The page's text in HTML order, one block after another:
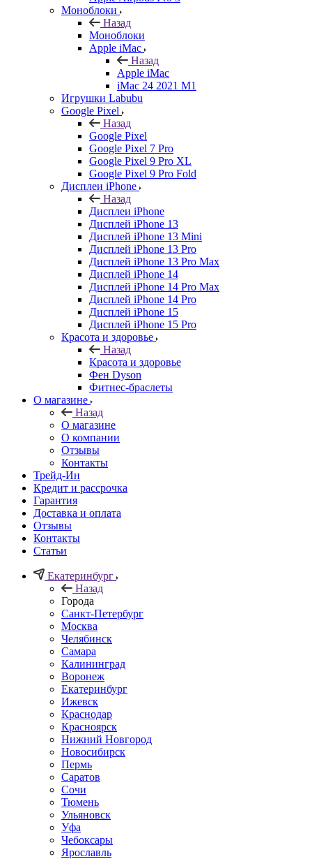
Моноблоки
Назад
Моноблоки
Apple iMac
Назад
Apple iMac
iMac 24 2021 M1
Игрушки Labubu
Google Pixel
Назад
Google Pixel
Google Pixel 7 Pro
Google Pixel 9 Pro XL
Google Pixel 9 Pro Fold
Дисплеи iPhone
Назад
Дисплеи iPhone
Дисплей iPhone 13
Дисплей iPhone 13 Mini
Дисплей iPhone 13 Pro
Дисплей iPhone 13 Pro Max
Дисплей iPhone 14
Дисплей iPhone 14 Pro Max
Дисплей iPhone 14 Pro
Дисплей iPhone 15
Дисплей iPhone 15 Pro
Красота и здоровье
Назад
Красота и здоровье
Фен Dyson
Фитнес-браслеты
О магазине
Назад
О магазине
О компании
Отзывы
Контакты
Трейд-Ин
Кредит и рассрочка
Гарантия
Доставка и оплата
Отзывы
Контакты
Статьи
Екатеринбург
Назад
Города
Санкт-Петербург
Москва
Челябинск
Самара
Калининград
Воронеж
Екатеринбург
Ижевск
Краснодар
Красноярск
Нижний Новгород
Новосибирск
Пермь
Саратов
Сочи
Тюмень
Ульяновск
Уфа
Чебоксары
Ярославль